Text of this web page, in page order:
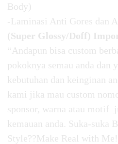
Body)
-Laminasi Anti Gores dan
(Super Glossy/Doff)
“Andapun bisa custom
pokoknya semau anda dan
kebutuhan dan keinginan
kami jika mau custom
sponsor, warna atau motif
kemauan anda. Suka-suka
Style??Make Real with